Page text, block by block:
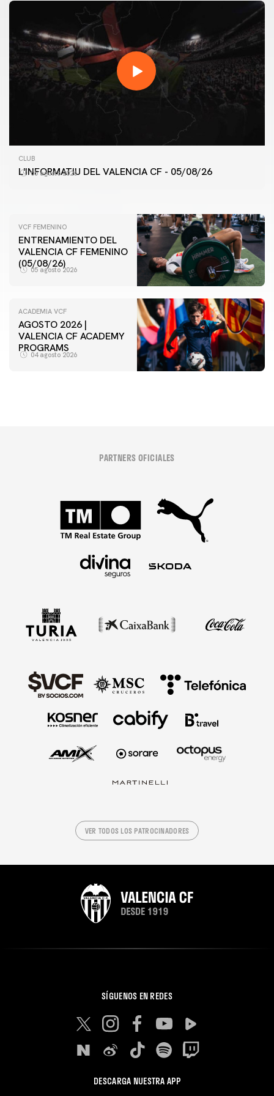
CLUB
L'INFORMATIU DEL VALENCIA CF - 05/08/26
05 agosto 2026
PRIMER EQUIPO
ENTRENAMIENTO MATINAL DEL VALENCIA CF
5/8/2026
VCF FEMENINO
ENTRENAMIENTO DEL
VALENCIA CF FEMENINO
(05/08/26)
05 agosto 2026
ACADEMIA VCF
AGOSTO 2026 |
VALENCIA CF ACADEMY
PROGRAMS
04 agosto 2026
PARTNERS OFICIALES
VER TODOS LOS PATROCINADORES
SÍGUENOS EN REDES
DESCARGA NUESTRA APP